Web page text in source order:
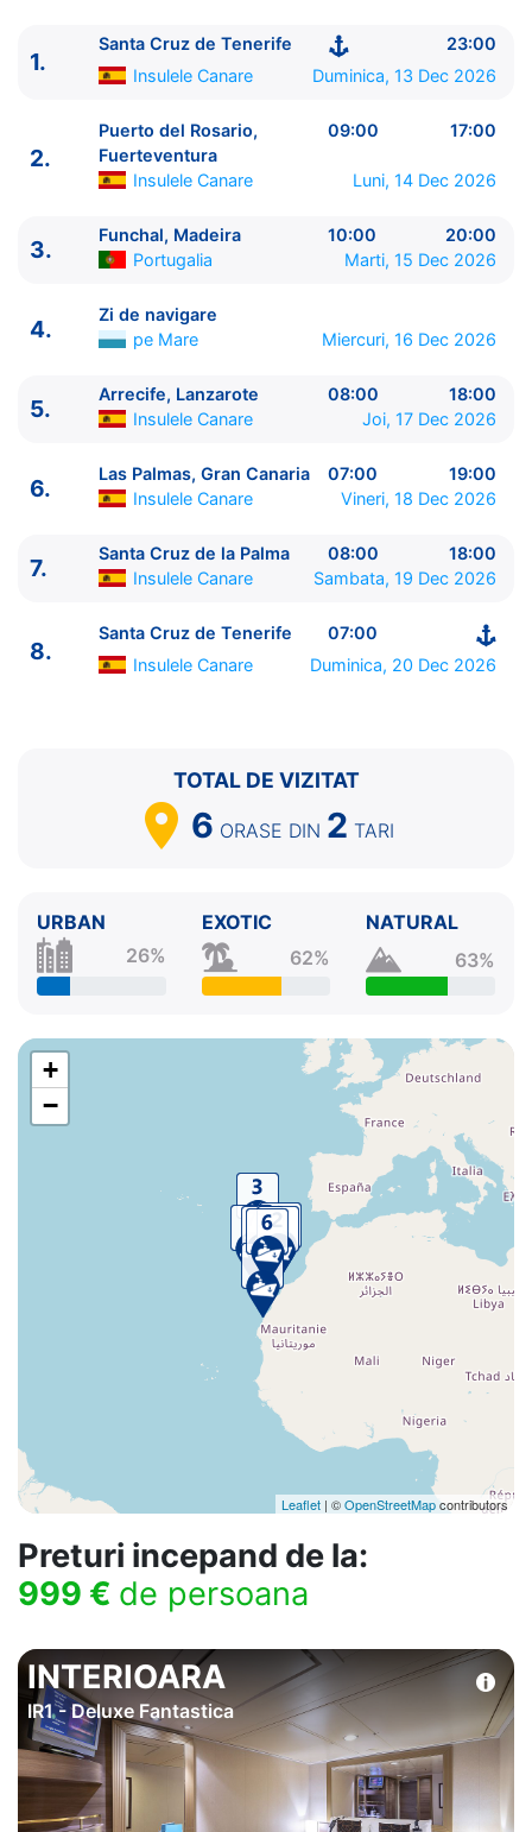
Sosire pe 20 Dec 2026in Santa Cruz de Tenerife,
Insulele Canare
MSC Cruises
MSC Fantasia★★★★+
Ziua | Portul | Sosire - Plecare
----------------------------------------
23:00
2.
Puerto del Rosario, Fuerteventura Insulele
3.
Funchal, Madeira Portugalia
10:00 - 20:00
Zi de navigare pe Mare
0:00 - 0:00
Santa Cruz de la Palma Insulele Canare
Santa Cruz de Tenerife Insulele Canare
1.
Santa Cruz de Tenerife
23:00
Insulele Canare
Duminica, 13 Dec 2026
2.
Puerto del Rosario,
Fuerteventura
09:00 17:00
Insulele Canare Luni, 14 Dec 2026
3.
Funchal, Madeira 10:00
20:00
Portugalia
Marti, 15 Dec 2026
4.
Zi de navigare
pe Mare
Miercuri, 16 Dec 2026
5.
Arrecife, Lanzarote 08:00
18:00
Insulele Canare
Joi, 17 Dec 2026
6.
Las Palmas, Gran Canaria 07:00
19:00
Insulele Canare
Vineri, 18 Dec 2026
7.
Santa Cruz de la Palma 08:00
18:00
Insulele Canare
Sambata, 19 Dec 2026
8.
Santa Cruz de Tenerife
07:00
Insulele Canare
Duminica, 20 Dec 2026
TOTAL DE VIZITAT
6 ORASE DIN 2 TARI
URBAN
26%
EXOTIC
62%
NATURAL
63%
+
−
Leaflet | ©OpenStreetMapcontributors
Preturi incepand de la:
999 € de persoana
INTERIOARA
IR1 - Deluxe Fantastica